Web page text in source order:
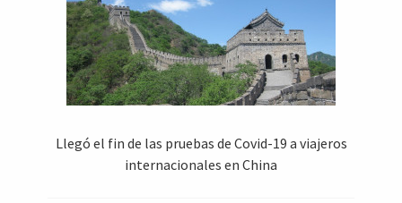
Llegó el fin de las pruebas de Covid-19 a viajeros
internacionales en China